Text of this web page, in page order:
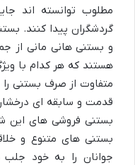
مطلوب توانسته اند
گردشگران پیدا کنند.
و بستنی هانی مانی از
هستند که هر کدام با
متفاوت از صرف بستنی را
قدمت و سابقه ای
بستنی فروشی های این
بستنی های متنوع و
جوانان را به خود